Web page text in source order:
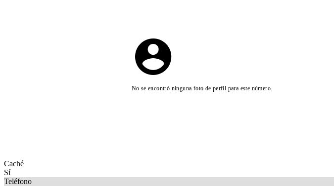
No se encontró ninguna foto de perfil para este número.
Caché
Sí
Teléfono